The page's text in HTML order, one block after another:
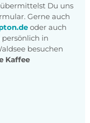
Du uns
Gerne auch
oder auch
in
besuchen
Kaffee